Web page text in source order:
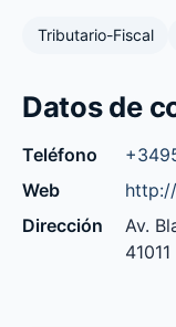
Tributario-Fiscal
Datos de
Teléfono
Web
Dirección
Av.